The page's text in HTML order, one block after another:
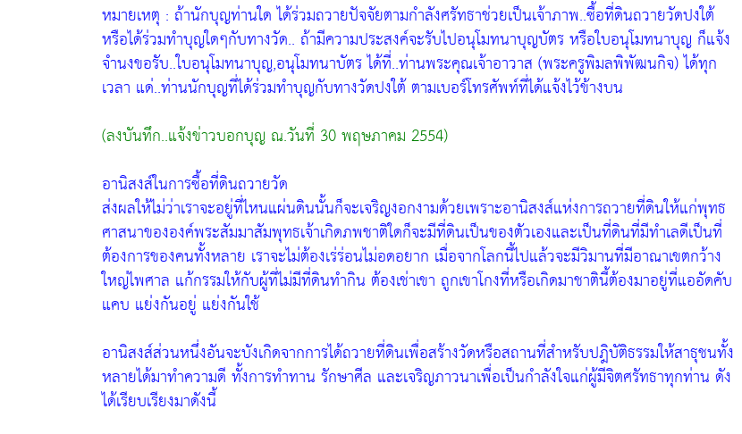
หมายเหตุ : ถ้านักบุญท่านใด ได้ร่วมถวายปัจจัยตามกำลังศรัทธาช่วยเป็นเจ้าภาพ..ซื้อที่ดินถวายวัดปงใต้
หรือได้ร่วมทำบุญใดๆกับทางวัด.. ถ้ามีความประสงค์จะรับไปอนุโมทนาบุญบัตร หรือใบอนุโมทนาบุญ ก็แจ้ง
จำนงขอรับ..ใบอนุโมทนาบุญ,อนุโมทนาบัตร ได้ที่..ท่านพระคุณเจ้าอาวาส (พระครูพิมลพิพัฒนกิจ) ได้ทุก
เวลา แด่..ท่านนักบุญที่ได้ร่วมทำบุญกับทางวัดปงใต้ ตามเบอร์โทรศัพท์ที่ได้แจ้งไว้ข้างบน
(ลงบันทึก..แจ้งข่าวบอกบุญ ณ.วันที่ 30 พฤษภาคม 2554)
อานิสงส์ในการซื้อที่ดินถวายวัด
ส่งผลให้ไม่ว่าเราจะอยู่ที่ไหนแผ่นดินนั้นก็จะเจริญงอกงามด้วยเพราะอานิสงส์แห่งการถวายที่ดินให้แก่พุทธ
ศาสนาขององค์พระสัมมาสัมพุทธเจ้าเกิดภพชาติใดก็จะมีที่ดินเป็นของตัวเองและเป็นที่ดินที่มีทำเลดีเป็นที่
ต้องการของคนทั้งหลาย เราจะไม่ต้องเร่ร่อนไม่อดอยาก เมื่อจากโลกนี้ไปแล้วจะมีวิมานที่มีอาณาเขตกว้าง
ใหญ่ไพศาล แก้กรรมให้กับผู้ที่ไม่มีที่ดินทำกิน ต้องเช่าเขา ถูกเขาโกงที่หรือเกิดมาชาตินี้ต้องมาอยู่ที่แออัดคับ
แคบ แย่งกันอยู่ แย่งกันใช้
อานิสงส์ส่วนหนึ่งอันจะบังเกิดจากการได้ถวายที่ดินเพื่อสร้างวัดหรือสถานที่สำหรับปฎิบัติธรรมให้สาธุชนทั้ง
หลายได้มาทำความดี ทั้งการทำทาน รักษาศีล และเจริญภาวนาเพื่อเป็นกำลังใจแก่ผู้มีจิตศรัทธาทุกท่าน ดัง
ได้เรียบเรียงมาดังนี้